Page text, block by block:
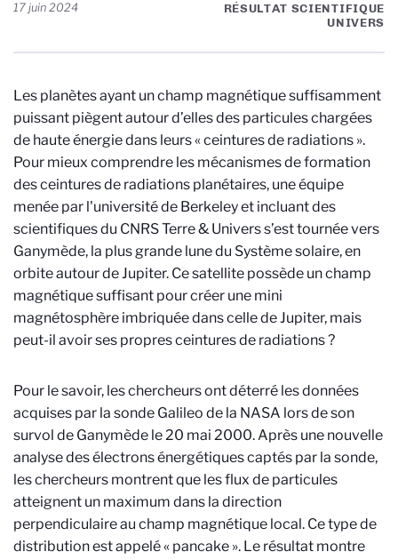
17 juin 2024
RÉSULTAT SCIENTIFIQUE
UNIVERS
Les planètes ayant un champ magnétique suffisamment
puissant piègent autour d’elles des particules chargées
de haute énergie dans leurs « ceintures de radiations ».
Pour mieux comprendre les mécanismes de formation
des ceintures de radiations planétaires, une équipe
menée par l'université de Berkeley et incluant des
scientifiques du CNRS Terre & Univers s’est tournée vers
Ganymède, la plus grande lune du Système solaire, en
orbite autour de Jupiter. Ce satellite possède un champ
magnétique suffisant pour créer une mini
magnétosphère imbriquée dans celle de Jupiter, mais
peut-il avoir ses propres ceintures de radiations ?
Pour le savoir, les chercheurs ont déterré les données
acquises par la sonde Galileo de la NASA lors de son
survol de Ganymède le 20 mai 2000. Après une nouvelle
analyse des électrons énergétiques captés par la sonde,
les chercheurs montrent que les flux de particules
atteignent un maximum dans la direction
perpendiculaire au champ magnétique local. Ce type de
distribution est appelé « pancake ». Le résultat montre